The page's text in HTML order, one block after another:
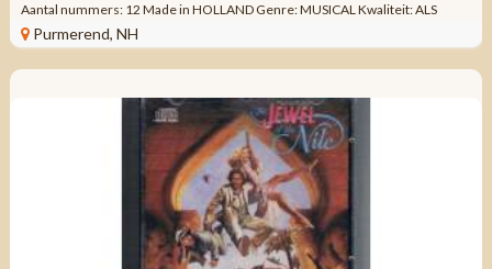
Aantal nummers: 12 Made in HOLLAND Genre: MUSICAL Kwaliteit: ALS
NIEUW Tracklist 1. Overture (3:38) 2. ...
Purmerend, NH